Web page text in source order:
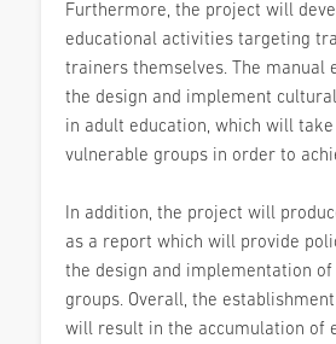
Furthermore, the project will
educational activities targeting
trainers themselves. The manual
the design and implement
in adult education, which will
vulnerable groups in order to
In addition, the project will
as a report which will provide
the design and implementation
groups. Overall, the
will result in the accumulation of